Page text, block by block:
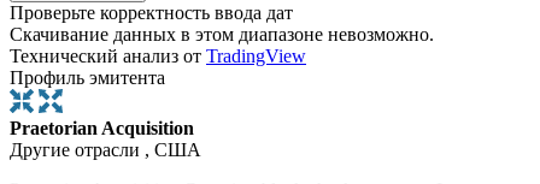
Проверьте корректность ввода дат
Скачивание данных в этом диапазоне невозможно.
Технический анализ от TradingView
Профиль эмитента
Praetorian Acquisition
Другие отрасли , США